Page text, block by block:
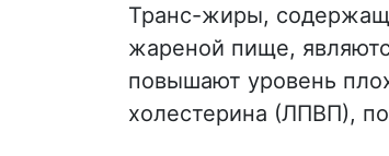
Транс-жиры,
жареной пище,
повышают уровень
холестерина (ЛПВП),